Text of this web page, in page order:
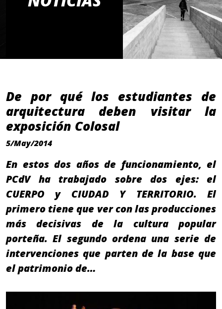
De por qué los estudiantes de
arquitectura deben visitar la
exposición Colosal
5/May/2014
En estos dos años de funcionamiento, el
PCdV ha trabajado sobre dos ejes: el
CUERPO y CIUDAD Y TERRITORIO. El
primero tiene que ver con las producciones
más decisivas de la cultura popular
porteña. El segundo ordena una serie de
intervenciones que parten de la base que
el patrimonio de…